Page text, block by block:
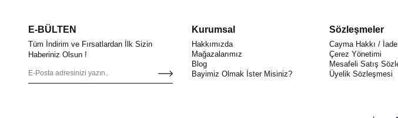
E-BÜLTEN
Tüm İndirim ve Fırsatlardan İlk Sizin
Haberiniz Olsun !
Kurumsal
Hakkımızda
Mağazalarımız
Blog
Bayimiz Olmak İster Misiniz?
Sözleşmeler
Cayma Hakkı / İade
Çerez Yönetimi
Mesafeli Satış
Üyelik Sözleşmesi